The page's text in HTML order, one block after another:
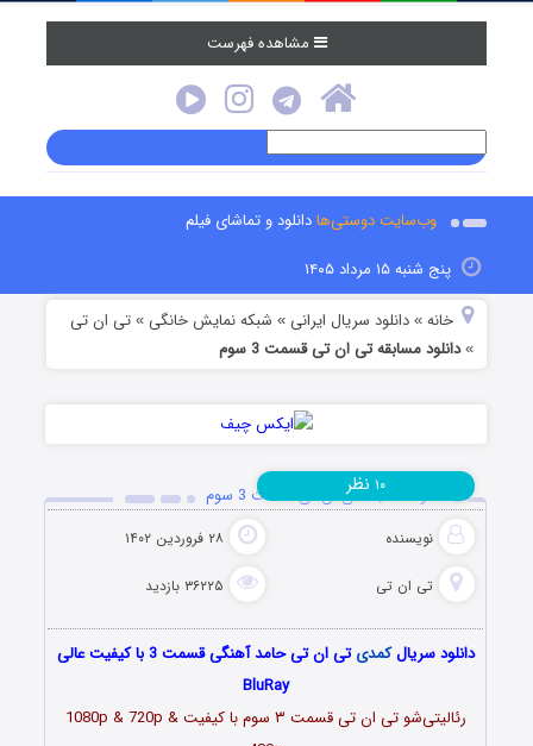
مشاهده فهرست
وب‌سایت دوستی‌هادانلود و تماشای فیلم
پنج شنبه ۱۵ مرداد ۱۴۰۵
خانه »دانلود سریال ایرانی » شبکه نمایش خانگی »تی ان تی
»دانلود مسابقه تی ان تی قسمت 3 سوم
دانلود مسابقه تی ان تی قسمت 3 سوم
نویسنده ۲۸ فروردین ۱۴۰۲
تی ان تی ۳۶۲۲۵ بازدید
۱۰ نظر
دانلود سریالکمدی
تی ان تی حامد آهنگی قسمت 3 با کیفیت عالی
BluRay
رئالیتی‌شو تی ان تی قسمت ۳ سوم با کیفیت 1080p & 720p &